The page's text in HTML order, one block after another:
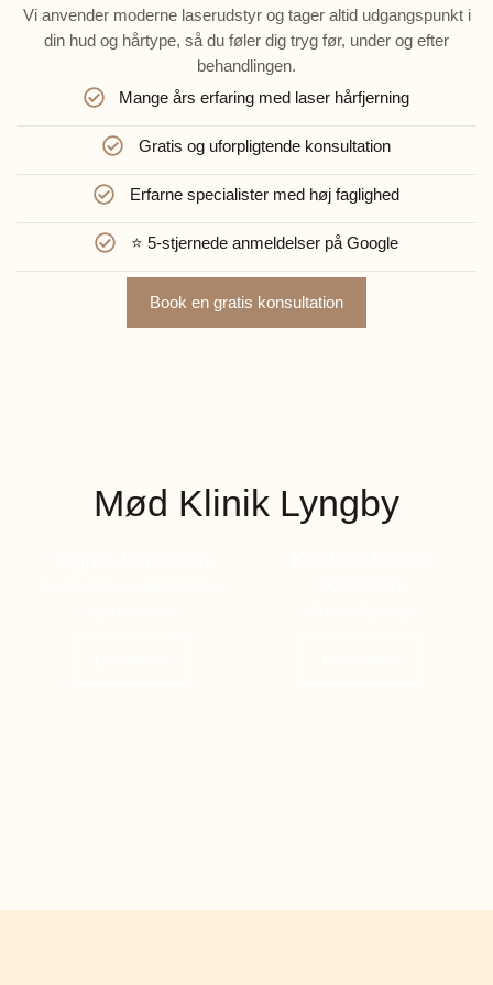
Vi anvender moderne laserudstyr og tager altid udgangspunkt i
din hud og hårtype, så du føler dig tryg før, under og efter
behandlingen.
Mange års erfaring med laser hårfjerning
Gratis og uforpligtende konsultation
Erfarne specialister med høj faglighed
⭐ 5-stjernede anmeldelser på Google
Book en gratis konsultation
Mød Klinik Lyngby